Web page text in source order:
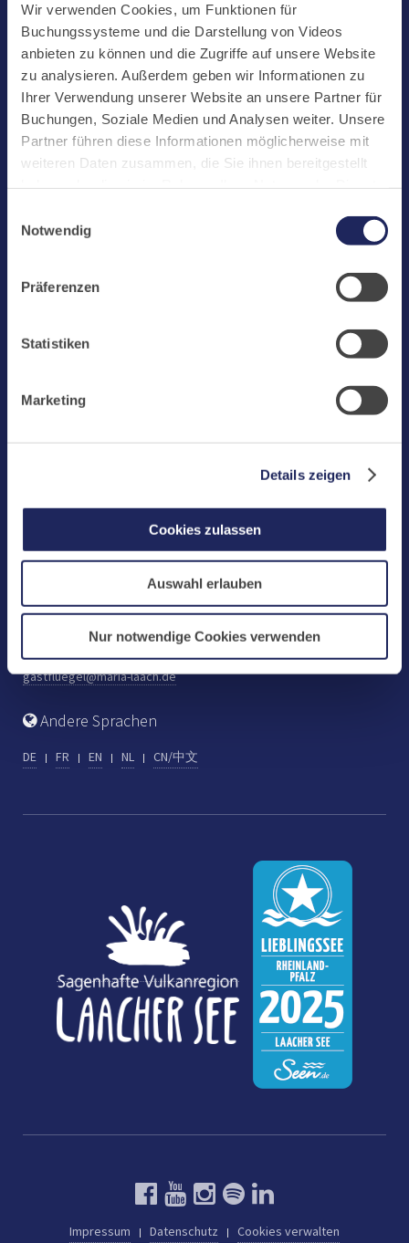
Wir verwenden Cookies, um Funktionen für
Buchungssysteme und die Darstellung von Videos
anbieten zu können und die Zugriffe auf unsere Website
zu analysieren. Außerdem geben wir Informationen zu
Ihrer Verwendung unserer Website an unsere Partner für
Buchungen, Soziale Medien und Analysen weiter. Unsere
Partner führen diese Informationen möglicherweise mit
weiteren Daten zusammen, die Sie ihnen bereitgestellt
challenges.cloudflare.com: Wir verwenden das online
Buchungssystem MEWS in unserem Hotel und unserem
übermittelt. Cookies von eu5.bookingkit.de: Wir
Buchungen von Bibliotheks- und Klosterführungen. Um
Buchungen durchführen zu können akzeptieren Sie bitte
Notwendig
Präferenzen
Statistiken
Marketing
Details zeigen
Cookies zulassen
Auswahl erlauben
Nur notwendige Cookies verwenden
Start
Aktuelles
Kloster
Klosterbetriebe
Spenden
Laacher See
Jobs
Fax: +49 (0) 2652 59-359
www.maria-laach.de
Tel: +49 (0) 2652 59-313
Fax: +49 (0) 2652 59-282
gastfluegel@maria-laach.de
Andere Sprachen
DE FR EN NL CN/中文
Impressum Datenschutz Cookies verwalten